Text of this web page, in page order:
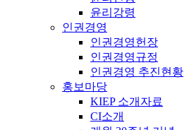
윤리강령
인권경영
인권경영헌장
인권경영규정
인권경영 추진현황
홍보마당
KIEP 소개자료
CI소개